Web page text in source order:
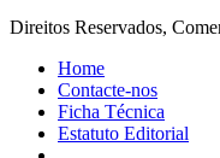
Direitos Reservados,
Home
Contacte-nos
Ficha Técnica
Estatuto Editorial